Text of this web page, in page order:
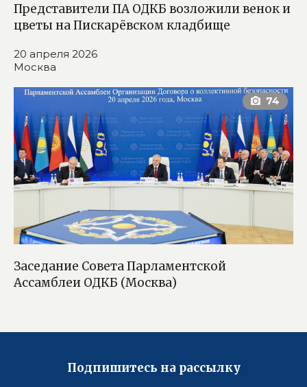
Представители ПА ОДКБ возложили венок и
цветы на Пискарёвском кладбище
20 апреля 2026
Москва
Заседание Совета Парламентской
Ассамблеи ОДКБ (Москва)
Подпишитесь на рассылку